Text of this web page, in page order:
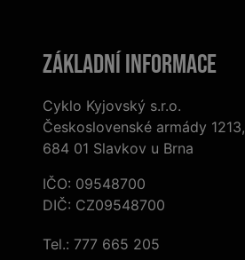
Základní informace
Cyklo Kyjovský s.r.o.
Československé armády 1213,
684 01 Slavkov u Brna
IČO: 09548700
DIČ: CZ09548700
Tel.: 777 665 205